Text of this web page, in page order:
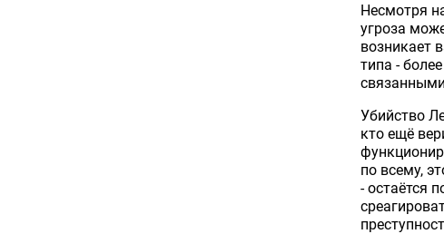
Несмотря
угроза
возникает
типа -
Убийство
кто ещё
по всему,
- остаётся